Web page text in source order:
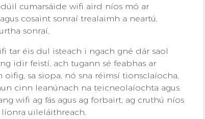
cumarsáide wifi aird níos mó ar
cosaint sonraí trealaimh a neartú,
sonraí.
tar éis dul isteach i ngach gné dár saol
idir feistí, ach tugann sé feabhas ar
sa siopa, nó sna réimsí tionsclaíocha,
cinn leanúnach na teicneolaíochta agus
wifi ag fás agus ag forbairt, ag cruthú níos
uileláithreach.